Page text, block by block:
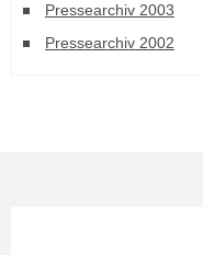
Pressearchiv 2003
Pressearchiv 2002